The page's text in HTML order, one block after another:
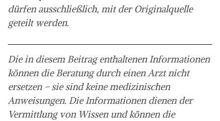
dürfen ausschließlich, mit der Originalquelle
geteilt werden.
Die in diesem Beitrag enthaltenen Informationen
können die Beratung durch einen Arzt nicht
ersetzen – sie sind keine medizinischen
Anweisungen. Die Informationen dienen der
Vermittlung von Wissen und können die